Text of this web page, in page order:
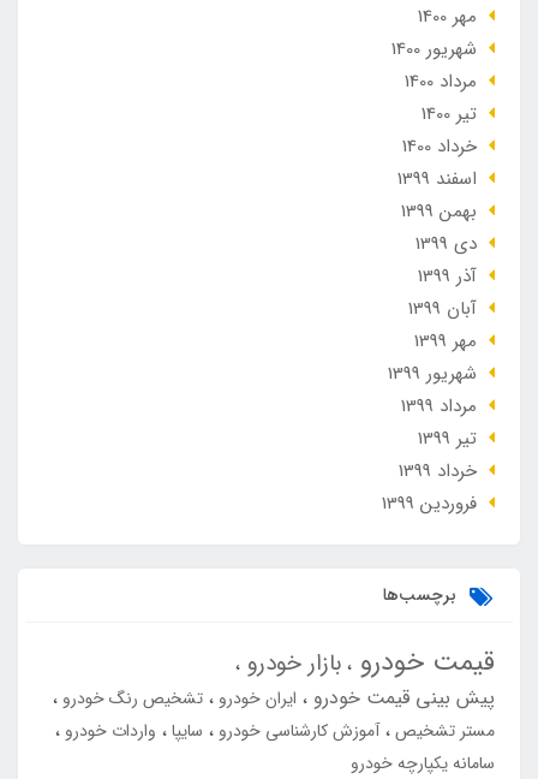
مهر 1400
شهریور 1400
مرداد 1400
تير 1400
خرداد 1400
اسفند 1399
بهمن 1399
دی 1399
آذر 1399
آبان 1399
مهر 1399
شهریور 1399
مرداد 1399
تير 1399
خرداد 1399
فروردین 1399
برچسب‌ها
قیمت خودرو بازار خودرو
پیش بینی قیمت خودرو ایران خودرو
تشخیص رنگ خودرو
مستر تشخیص آموزش کارشناسی خودرو سایپا
واردات خودرو
سامانه یکپارچه خودرو